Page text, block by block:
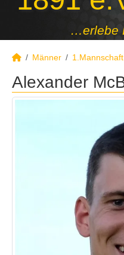
…erlebe
Männer 1.Mannschaft
Alexander